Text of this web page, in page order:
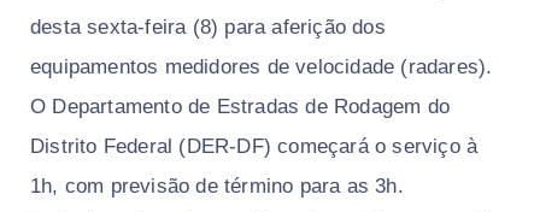
desta sexta-feira (8) para aferição dos
equipamentos medidores de velocidade (radares).
O Departamento de Estradas de Rodagem do
Distrito Federal (DER-DF) começará o serviço à
1h, com previsão de término para as 3h.